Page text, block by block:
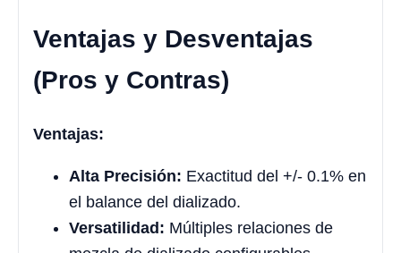
Ventajas y Desventajas
(Pros y Contras)
Ventajas:
Alta Precisión: Exactitud del +/- 0.1% en
el balance del dializado.
Versatilidad: Múltiples relaciones de